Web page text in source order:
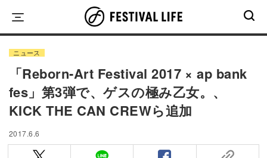
content
ニュース
「Reborn-Art Festival 2017 × ap bank
fes」第3弾で、ゲスの極み乙女。、
KICK THE CAN CREWら追加
2017.6.6